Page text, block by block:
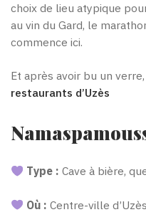
choix de lieu atypique
au vin du Gard, le
commence ici.
Et après avoir bu un
restaurants d’Uzès
Type : Cave à bière,
Où : Centre-ville d’Uzès